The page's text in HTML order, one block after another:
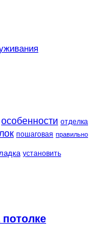
особенности отделка
пошаговая правильно
установить
потолке